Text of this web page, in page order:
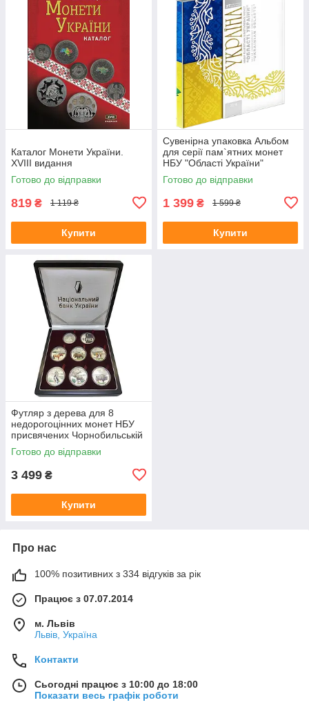
Каталог Монети України.
XVІІІ видання
Готово до відправки
819 ₴ 1 119 ₴
Купити
Сувенірна упаковка Альбом
для серії пам`ятних монет
НБУ "Області України"
Готово до відправки
1 399 ₴ 1 599 ₴
Купити
Футляр з дерева для 8
недорогоцінних монет НБУ
присвячених Чорнобильській
катастрофі
Готово до відправки
3 499 ₴
Купити
Про нас
100% позитивних з 334 відгуків за рік
Працює з 07.07.2014
м. Львів
Львів, Україна
Контакти
Сьогодні працює з 10:00 до 18:00
Показати весь графік роботи